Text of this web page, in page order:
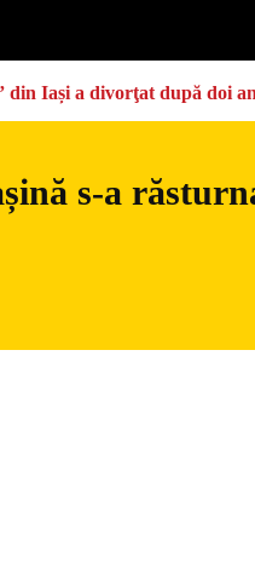
Iași a divorţat după doi
s-a